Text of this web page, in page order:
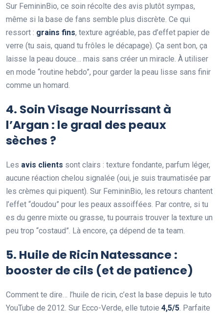
Sur FemininBio, ce soin récolte des avis plutôt sympas,
même si la base de fans semble plus discrète. Ce qui
ressort : grains fins, texture agréable, pas d’effet papier de
verre (tu sais, quand tu frôles le décapage). Ça sent bon, ça
laisse la peau douce… mais sans créer un miracle. À utiliser
en mode “routine hebdo”, pour garder la peau lisse sans finir
comme un homard.
4. Soin Visage Nourrissant à
l’Argan : le graal des peaux
sèches ?
Les avis clients sont clairs : texture fondante, parfum léger,
aucune réaction chelou signalée (oui, je suis traumatisée par
les crèmes qui piquent). Sur FemininBio, les retours chantent
l’effet “doudou” pour les peaux assoiffées. Par contre, si tu
es du genre mixte ou grasse, tu pourrais trouver la texture un
peu trop “costaud”. Là encore, ça dépend de ta team.
5. Huile de Ricin Natessance :
booster de cils (et de patience)
Comment te dire… l’huile de ricin, c’est la base depuis le tuto
YouTube de 2012. Sur Ecco-Verde, elle tutoie 4,5/5 . Parfaite